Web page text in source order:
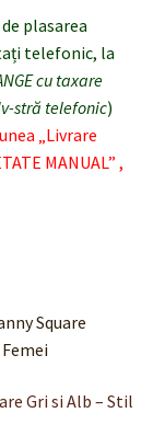
plasarea
telefonic, la
cu taxare
stră telefonic)
„Livrare
MANUAL” ,
Gri si Alb – Stil